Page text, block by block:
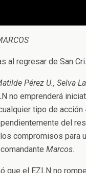
al regresar de San
Pérez U., Selva
no emprenderá
tipo de acción
del
compromisos para
Marcos.
que el EZLN no